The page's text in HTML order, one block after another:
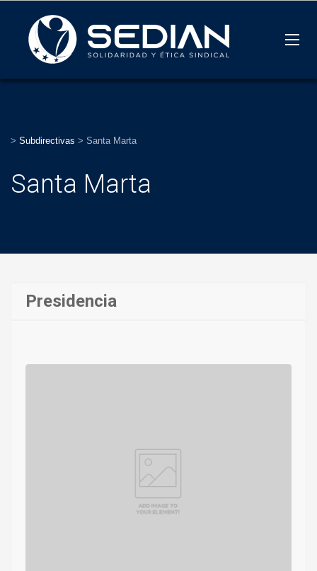
> Subdirectivas > Santa Marta
Santa Marta
Presidencia